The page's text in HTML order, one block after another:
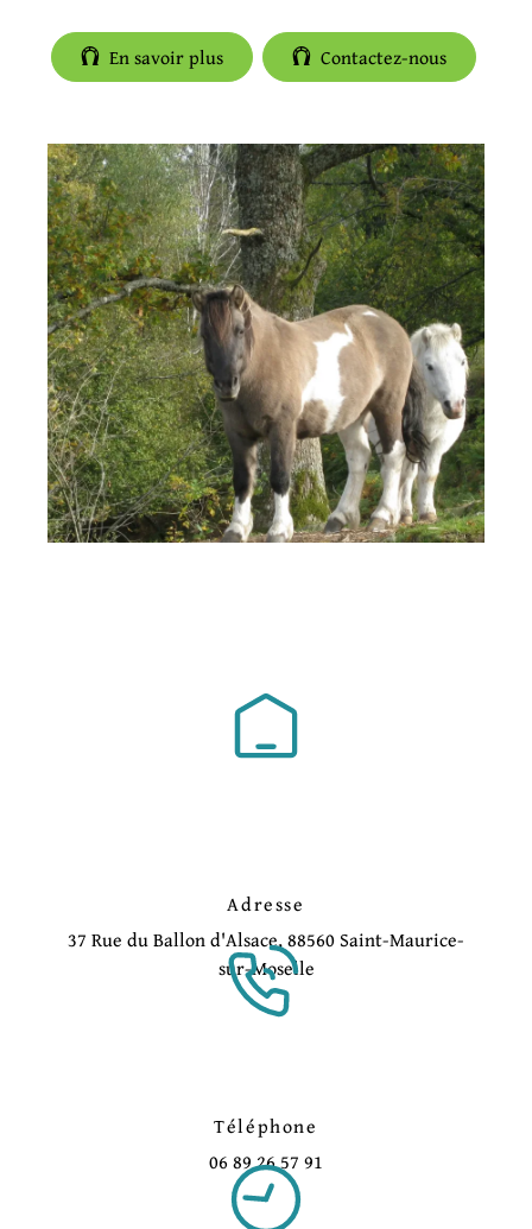
En savoir plus Contactez-nous
Adresse
37 Rue du Ballon d'Alsace, 88560 Saint-Maurice-
sur-Moselle
Téléphone
06 89 26 57 91